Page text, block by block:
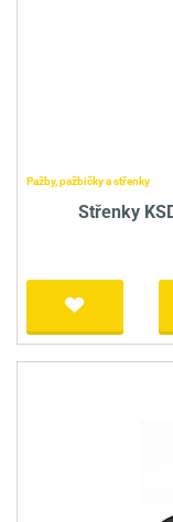
Pažby, pažbičky a střenky
Střenky